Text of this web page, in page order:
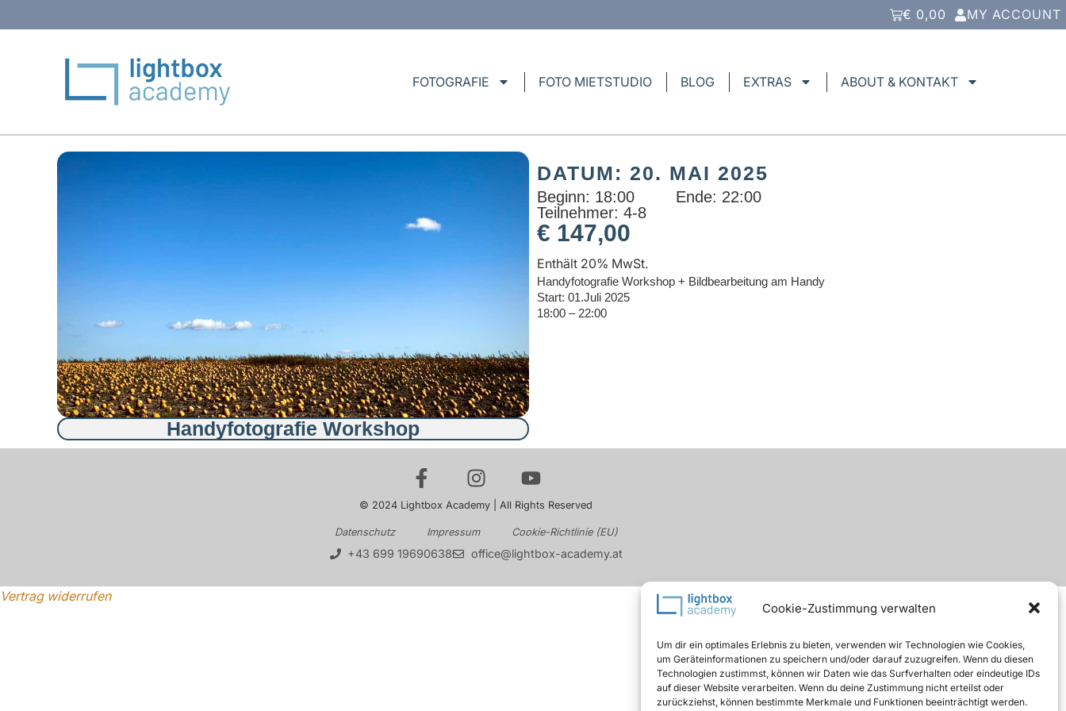
Cookie-Zustimmung verwalten
Um dir ein optimales Erlebnis zu bieten, verwenden wir Technologien wie Cookies,
um Geräteinformationen zu speichern und/oder darauf zuzugreifen. Wenn du diesen
Technologien zustimmst, können wir Daten wie das Surfverhalten oder eindeutige IDs
auf dieser Website verarbeiten. Wenn du deine Zustimmung nicht erteilst oder
zurückziehst, können bestimmte Merkmale und Funktionen beeinträchtigt werden.
MY ACCOUNT
€ 0,00
FOTOGRAFIE FOTO MIETSTUDIO BLOG EXTRAS ABOUT & KONTAKT
Handyfotografie Workshop
DATUM: 20. MAI 2025
Beginn: 18:00
Ende: 22:00
Teilnehmer: 4-8
€ 147,00
Enthält 20% MwSt.
Handyfotografie Workshop + Bildbearbeitung am Handy
Start: 01.Juli 2025
18:00 – 22:00
© 2024 Lightbox Academy | All Rights Reserved
Datenschutz Impressum Cookie-Richtlinie (EU)
+43 699 19690638 office@lightbox-academy.at
Vertrag widerrufen